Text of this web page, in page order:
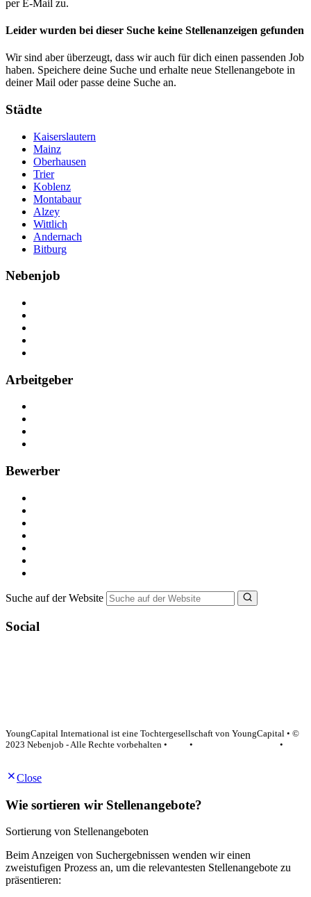
per E-Mail zu.
Leider wurden bei dieser Suche keine Stellenanzeigen gefunden
Wir sind aber überzeugt, dass wir auch für dich einen passenden Job
haben. Speichere deine Suche und erhalte neue Stellenangebote in
deiner Mail oder passe deine Suche an.
Städte
Kaiserslautern
Mainz
Oberhausen
Trier
Koblenz
Montabaur
Alzey
Wittlich
Andernach
Bitburg
Nebenjob
Arbeitgeber
Bewerber
Suche auf der Website
Social
YoungCapital International ist eine Tochtergesellschaft von YoungCapital • ©
2023 Nebenjob - Alle Rechte vorbehalten •
•
•
Close
Wie sortieren wir Stellenangebote?
Sortierung von Stellenangeboten
Beim Anzeigen von Suchergebnissen wenden wir einen
zweistufigen Prozess an, um die relevantesten Stellenangebote zu
präsentieren: